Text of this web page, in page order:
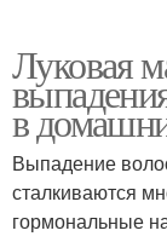
Луковая
в
Выпадение
сталкиваются
гормональные